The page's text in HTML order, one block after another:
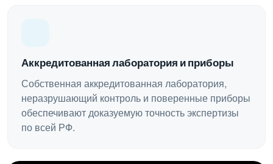
Аккредитованная лаборатория и приборы
Собственная аккредитованная лаборатория,
неразрушающий контроль и поверенные приборы
обеспечивают доказуемую точность экспертизы
по всей РФ.